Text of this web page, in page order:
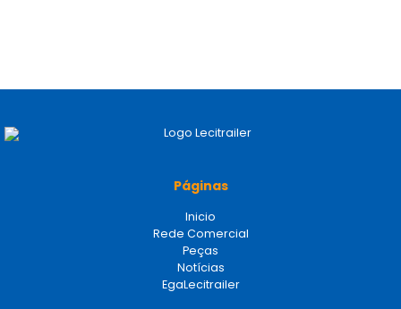
Páginas
Inicio
Rede Comercial
Peças
Notícias
EgaLecitrailer